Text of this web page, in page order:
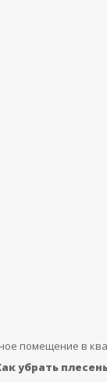
помещение в
убрать